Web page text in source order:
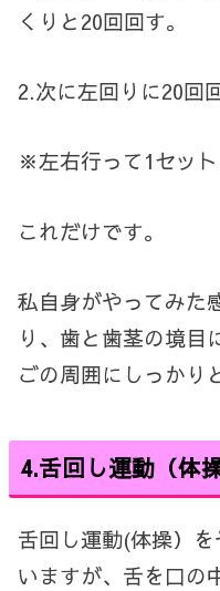
くりと20回回す。
2.次に左回りに20回
※左右行って1セッ
これだけです。
私自身がやってみた
り、歯と歯茎の境目
ごの周囲にしっかり
4.舌回し運動（体
舌回し運動(体操）
いますが、舌を口の